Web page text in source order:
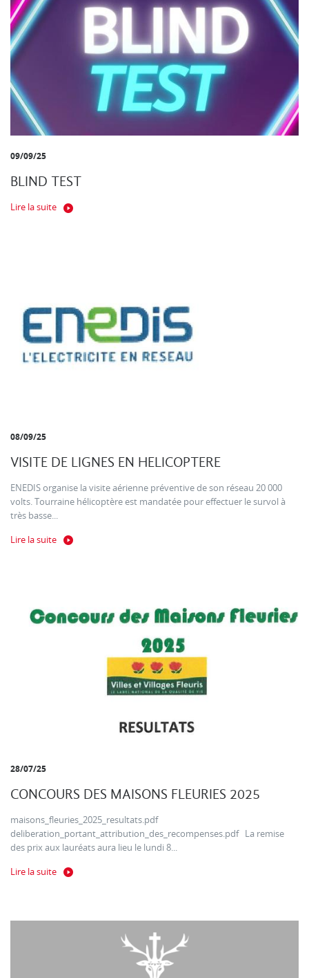
09/09/25
BLIND TEST
Lire la suite
08/09/25
VISITE DE LIGNES EN HELICOPTERE
ENEDIS organise la visite aérienne préventive de son réseau 20 000
volts. Tourraine hélicoptère est mandatée pour effectuer le survol à
très basse...
Lire la suite
28/07/25
CONCOURS DES MAISONS FLEURIES 2025
maisons_fleuries_2025_resultats.pdf
deliberation_portant_attribution_des_recompenses.pdf La remise
des prix aux lauréats aura lieu le lundi 8...
Lire la suite